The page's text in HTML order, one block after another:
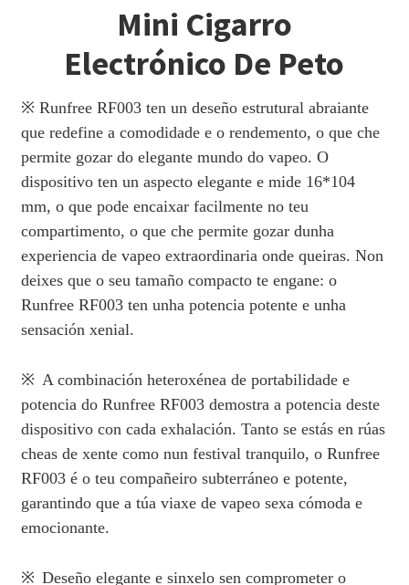
Mini Cigarro
Electrónico De Peto
※ Runfree RF003 ten un deseño estrutural abraiante
que redefine a comodidade e o rendemento, o que che
permite gozar do elegante mundo do vapeo. O
dispositivo ten un aspecto elegante e mide 16*104
mm, o que pode encaixar facilmente no teu
compartimento, o que che permite gozar dunha
experiencia de vapeo extraordinaria onde queiras. Non
deixes que o seu tamaño compacto te engane: o
Runfree RF003 ten unha potencia potente e unha
sensación xenial.
※ A combinación heteroxénea de portabilidade e
potencia do Runfree RF003 demostra a potencia deste
dispositivo con cada exhalación. Tanto se estás en rúas
cheas de xente como nun festival tranquilo, o Runfree
RF003 é o teu compañeiro subterráneo e potente,
garantindo que a túa viaxe de vapeo sexa cómoda e
emocionante.
※ Deseño elegante e sinxelo sen comprometer o